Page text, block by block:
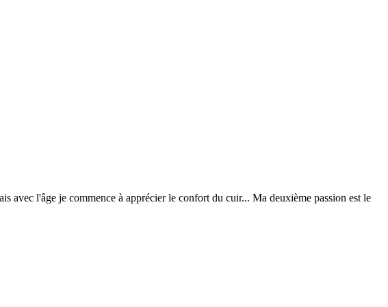
avec l'âge je commence à apprécier le confort du cuir... Ma deuxième passion est le